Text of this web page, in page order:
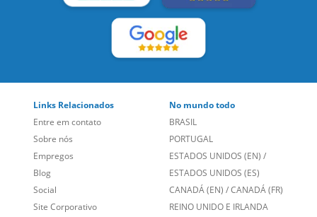
LEIA NOSSAS AVALIAÇÕES:
Links Relacionados
Entre em contato
Sobre nós
No mundo todo
BRASIL
PORTUGAL